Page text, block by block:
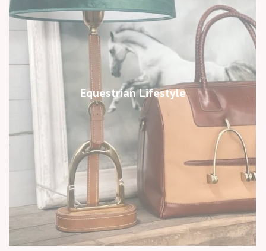
Equestrian Lifestyle